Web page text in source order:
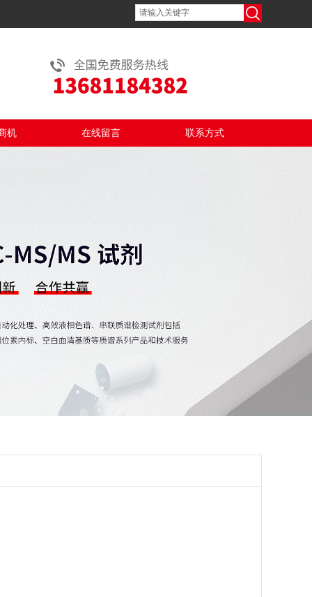
机 在线留言 联系方式